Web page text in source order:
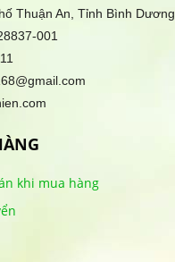
Thuận An, Tỉnh Bình Dương.
001
khi mua hàng